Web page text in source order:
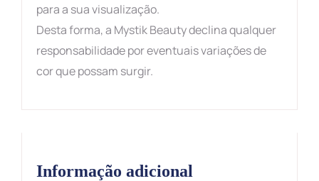
para a sua visualização.
Desta forma, a Mystik Beauty declina qualquer
responsabilidade por eventuais variações de
cor que possam surgir.
Informação adicional